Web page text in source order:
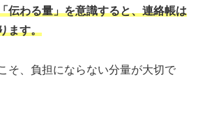
伝わる量」を意識すると、連絡帳は
ます。
そ、負担にならない分量が大切で